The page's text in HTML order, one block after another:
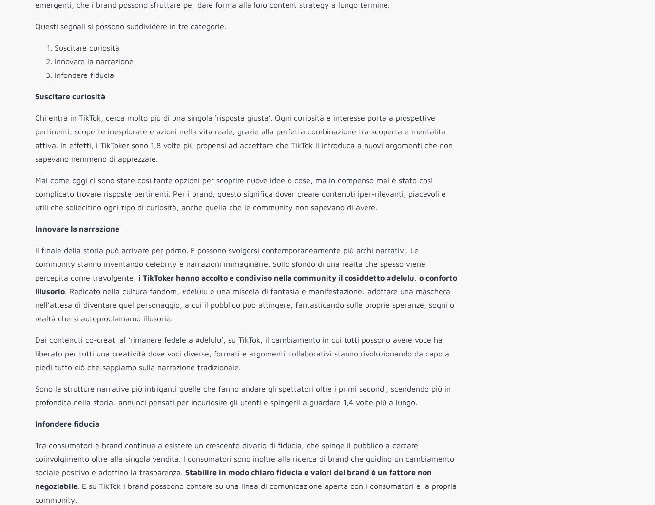
emergenti, che i brand possono sfruttare per dare forma alla loro content strategy a lungo termine.
Questi segnali si possono suddividere in tre categorie:
Suscitare curiosità
Innovare la narrazione
Infondere fiducia
Suscitare curiosità
Chi entra in TikTok, cerca molto più di una singola ‘risposta giusta’. Ogni curiosità e interesse porta a prospettive
pertinenti, scoperte inesplorate e azioni nella vita reale, grazie alla perfetta combinazione tra scoperta e mentalità
attiva. In effetti, i TikToker sono 1,8 volte più propensi ad accettare che TikTok li introduca a nuovi argomenti che non
sapevano nemmeno di apprezzare.
Mai come oggi ci sono state così tante opzioni per scoprire nuove idee o cose, ma in compenso mai è stato così
complicato trovare risposte pertinenti. Per i brand, questo significa dover creare contenuti iper-rilevanti, piacevoli e
utili che sollecitino ogni tipo di curiosità, anche quella che le community non sapevano di avere.
Innovare la narrazione
Il finale della storia può arrivare per primo. E possono svolgersi contemporaneamente più archi narrativi. Le
community stanno inventando celebrity e narrazioni immaginarie. Sullo sfondo di una realtà che spesso viene
percepita come travolgente, i TikToker hanno accolto e condiviso nella community il cosiddetto #delulu, o conforto
illusorio. Radicato nella cultura fandom, #delulu è una miscela di fantasia e manifestazione: adottare una maschera
nell’attesa di diventare quel personaggio, a cui il pubblico può attingere, fantasticando sulle proprie speranze, sogni o
realtà che si autoproclamamo illusorie.
Dai contenuti co-creati al ‘rimanere fedele a #delulu’, su TikTok, il cambiamento in cui tutti possono avere voce ha
liberato per tutti una creatività dove voci diverse, formati e argomenti collaborativi stanno rivoluzionando da capo a
piedi tutto ciò che sappiamo sulla narrazione tradizionale.
Sono le strutture narrative più intriganti quelle che fanno andare gli spettatori oltre i primi secondi, scendendo più in
profondità nella storia: annunci pensati per incuriosire gli utenti e spingerli a guardare 1,4 volte più a lungo.
Infondere fiducia
Tra consumatori e brand continua a esistere un crescente divario di fiducia, che spinge il pubblico a cercare
coinvolgimento oltre alla singola vendita. I consumatori sono inoltre alla ricerca di brand che guidino un cambiamento
sociale positivo e adottino la trasparenza. Stabilire in modo chiaro fiducia e valori del brand è un fattore non
negoziabile. E su TikTok i brand possoono contare su una linea di comunicazione aperta con i consumatori e la propria
community.